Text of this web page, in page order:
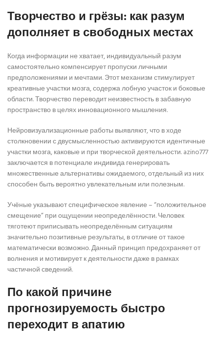
Творчество и грёзы: как разум
дополняет в свободных местах
Когда информации не хватает, индивидуальный разум
самостоятельно компенсирует пропуски личными
предположениями и мечтами. Этот механизм стимулирует
креативные участки мозга, содержа лобную участок и боковые
области. Творчество переводит неизвестность в забавную
пространство в целях инновационного мышления.
Нейровизуализационные работы выявляют, что в ходе
столкновении с двусмысленностью активируются идентичные
участки мозга, каковые и при творческой деятельности. azino777
заключается в потенциале индивида генерировать
множественные альтернативы ожидаемого, отдельный из них
способен быть вероятно увлекательным или полезным.
Учёные указывают специфическое явление – “положительное
смещение” при ощущении неопределённости. Человек
тяготеют приписывать неопределённым ситуациям
значительно позитивные результаты, в отличие от такое
математически возможно. Данный принцип предохраняет от
волнения и мотивирует к деятельности даже в рамках
частичной сведений.
По какой причине
прогнозируемость быстро
переходит в апатию